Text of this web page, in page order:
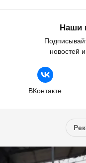
Наши
новостей
ВКонтакте